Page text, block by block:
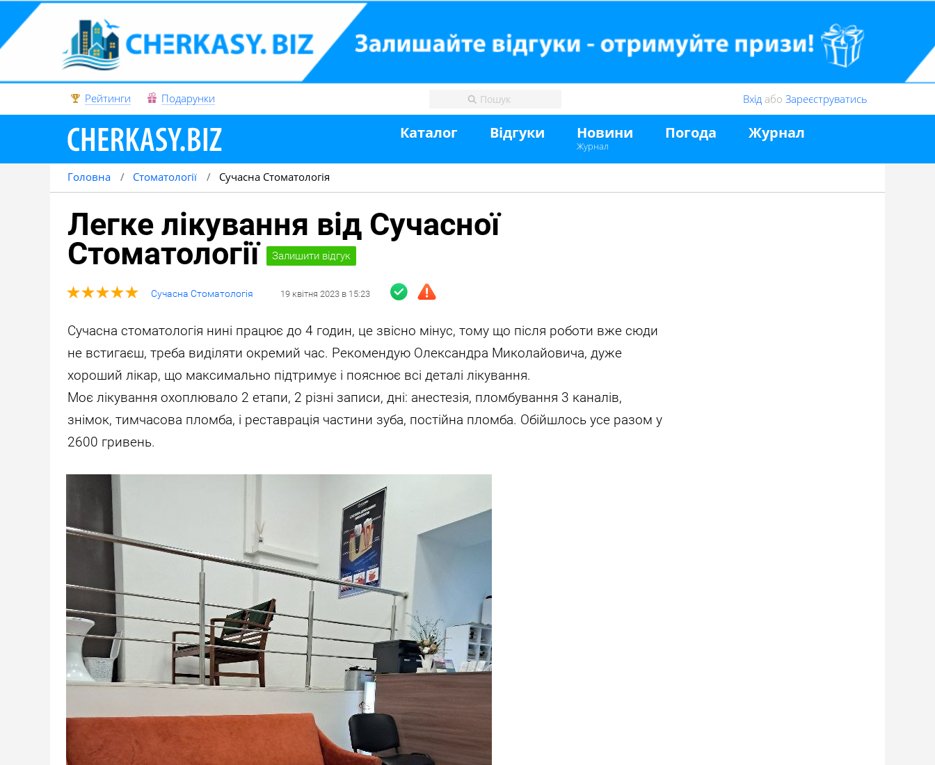
Рейтинги Подарунки Вхід або Зареєструватись
Каталог Відгуки Новини
Журнал
Погода Журнал
Головна Стоматології Сучасна Стоматологія
Легке лікування від Сучасної
Стоматології Залишити відгук
Сучасна Стоматологія 19 квітня 2023 в 15:23
Сучасна стоматологія нині працює до 4 годин, це звісно мінус, тому що після роботи вже сюди
не встигаєш, треба виділяти окремий час. Рекомендую Олександра Миколайовича, дуже
хороший лікар, що максимально підтримує і пояснює всі деталі лікування.
Моє лікування охоплювало 2 етапи, 2 різні записи, дні: анестезія, пломбування 3 каналів,
знімок, тимчасова пломба, і реставрація частини зуба, постійна пломба. Обійшлось усе разом у
2600 гривень.